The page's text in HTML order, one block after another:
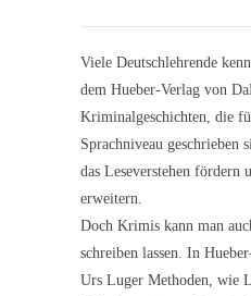
Viele Deutschlehrende
dem Hueber-Verlag von
Kriminalgeschichten, die
Sprachniveau geschrieben
das Leseverstehen fördern
erweitern.
Doch Krimis kann man
schreiben lassen. In
Urs Luger Methoden, wie